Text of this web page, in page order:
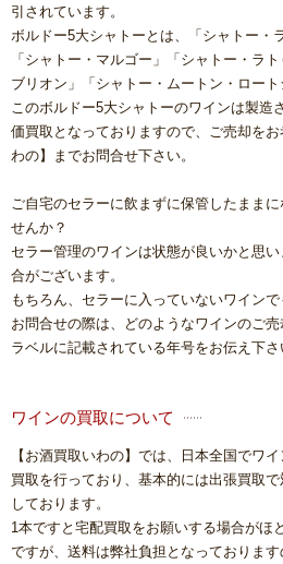
引されています。
ボルドー5大シャトーとは、「シャトー・
「シャトー・マルゴー」「シャトー・ラ
ブリオン」「シャトー・ムートン・ロート
このボルドー5大シャトーのワインは製造
価買取となっておりますので、ご売却を
わの】までお問合せ下さい。
ご自宅のセラーに飲まずに保管したまま
せんか？
セラー管理のワインは状態が良いかと思
合がございます。
もちろん、セラーに入っていないワインで
お問合せの際は、どのようなワインのご
ラベルに記載されている年号をお伝え下さ
ワインの買取について
【お酒買取いわの】では、日本全国でワ
買取を行っており、基本的には出張買取で
しております。
1本ですと宅配買取をお願いする場合がほ
ですが、送料は弊社負担となっております